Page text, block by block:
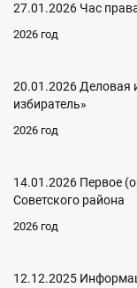
27.01.2026 Час
2026 год
20.01.2026 Деловая
избиратель»
2026 год
14.01.2026 Первое
Советского района
2026 год
12.12.2025